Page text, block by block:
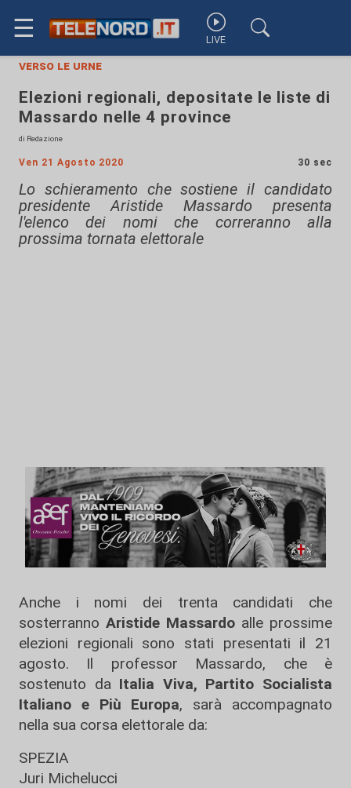
☰ LIVE
verso le urne
Elezioni regionali, depositate le liste di
Massardo nelle 4 province
di Redazione
Ven 21 Agosto 2020 30 sec
Lo schieramento che sostiene il candidato
presidente Aristide Massardo presenta
l'elenco dei nomi che correranno alla
prossima tornata elettorale
Anche i nomi dei trenta candidati che
sosterranno Aristide Massardo alle prossime
elezioni regionali sono stati presentati il 21
agosto. Il professor Massardo, che è
sostenuto da Italia Viva, Partito Socialista
Italiano e Più Europa, sarà accompagnato
nella sua corsa elettorale da:
SPEZIA
Juri Michelucci